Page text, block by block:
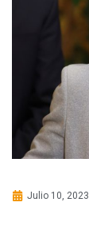
Julio 10, 2023